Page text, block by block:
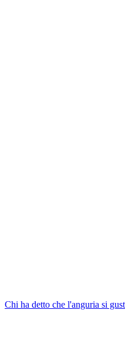
Chi ha detto che l'anguria si